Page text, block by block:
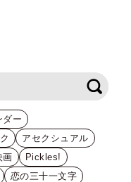
ダー
アセクシュアル
画
Pickles!
恋の三十一文字